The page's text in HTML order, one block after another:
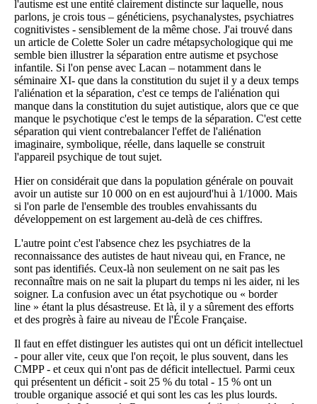
l'autisme est une entité clairement distincte sur laquelle, nous
parlons, je crois tous – généticiens, psychanalystes, psychiatres
cognitivistes - sensiblement de la même chose. J'ai trouvé dans
un article de Colette Soler un cadre métapsychologique qui me
semble bien illustrer la séparation entre autisme et psychose
infantile. Si l'on pense avec Lacan – notamment dans le
séminaire XI- que dans la constitution du sujet il y a deux temps
l'aliénation et la séparation, c'est ce temps de l'aliénation qui
manque dans la constitution du sujet autistique, alors que ce que
manque le psychotique c'est le temps de la séparation. C'est cette
séparation qui vient contrebalancer l'effet de l'aliénation
imaginaire, symbolique, réelle, dans laquelle se construit
l'appareil psychique de tout sujet.
Hier on considérait que dans la population générale on pouvait
avoir un autiste sur 10 000 on en est aujourd'hui à 1/1000. Mais
si l'on parle de l'ensemble des troubles envahissants du
développement on est largement au-delà de ces chiffres.
L'autre point c'est l'absence chez les psychiatres de la
reconnaissance des autistes de haut niveau qui, en France, ne
sont pas identifiés. Ceux-là non seulement on ne sait pas les
reconnaître mais on ne sait la plupart du temps ni les aider, ni les
soigner. La confusion avec un état psychotique ou « border
line » étant la plus désastreuse. Et là, il y a sûrement des efforts
et des progrès à faire au niveau de l'École Française.
Il faut en effet distinguer les autistes qui ont un déficit intellectuel
- pour aller vite, ceux que l'on reçoit, le plus souvent, dans les
CMPP - et ceux qui n'ont pas de déficit intellectuel. Parmi ceux
qui présentent un déficit - soit 25 % du total - 15 % ont un
trouble organique associé et qui sont les cas les plus lourds.